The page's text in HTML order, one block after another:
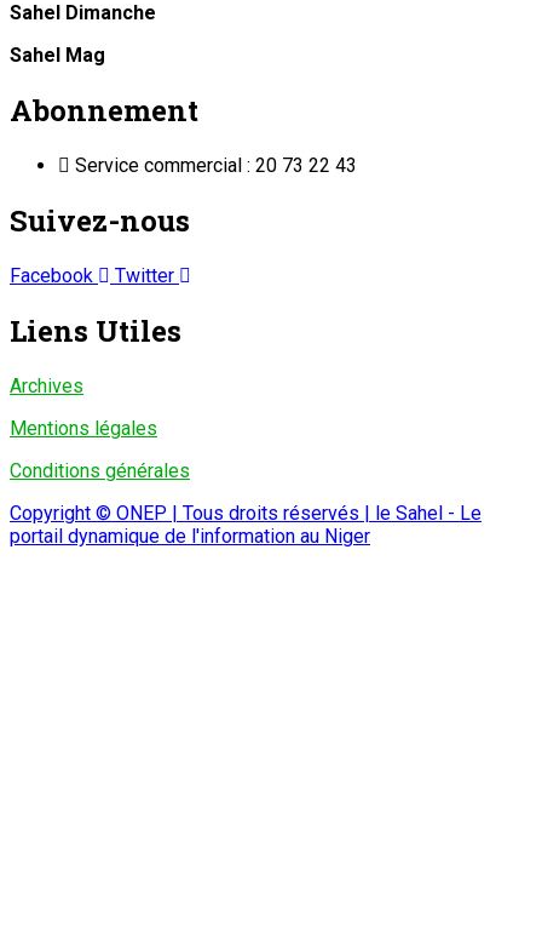
Sahel Dimanche
Sahel Mag
Abonnement
Service commercial : 20 73 22 43
Suivez-nous
Facebook Twitter
Liens Utiles
Archives
Mentions légales
Conditions générales
Copyright © ONEP | Tous droits réservés | le Sahel - Le
portail dynamique de l'information au Niger